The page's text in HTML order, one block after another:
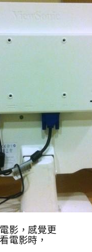
影，感覺更
電影時，